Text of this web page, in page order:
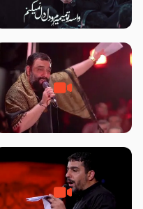
مصداق کربلا – حاج حسین سیب
سرخی
جانا جانا ابی عبدالله – کربلایی جواد
مقدم – شب هشتم محرم 1448 –